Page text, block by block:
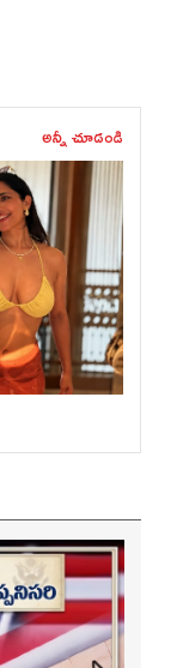
అన్నీ చూడండి